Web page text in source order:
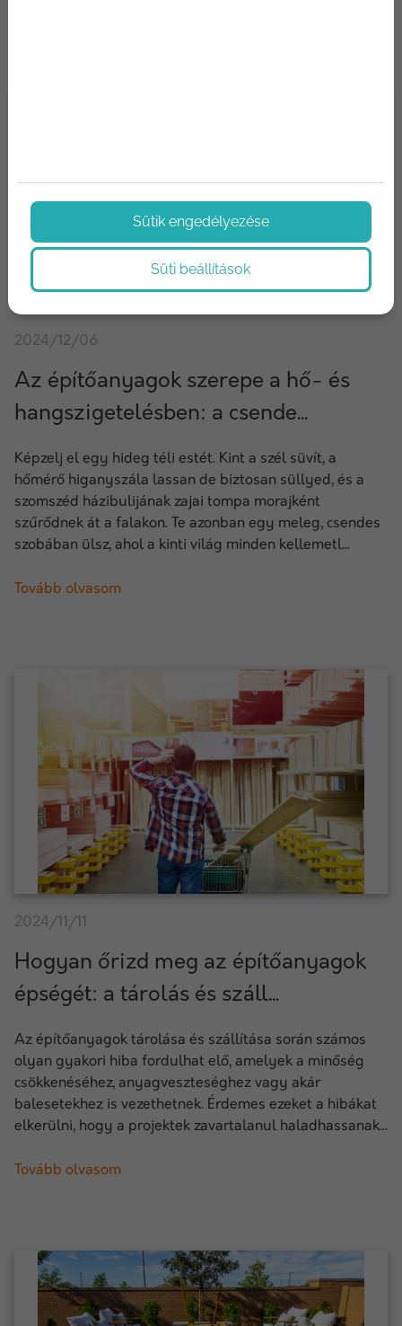
2024/12/06
Az építőanyagok szerepe a hő- és
hangszigetelésben: a csende...
Képzelj el egy hideg téli estét. Kint a szél süvít, a
hőmérő higanyszála lassan de biztosan süllyed, és a
szomszéd házibulijának zajai tompa morajként
szűrődnek át a falakon. Te azonban egy meleg, csendes
szobában ülsz, ahol a kinti világ minden kellemetl...
Tovább olvasom
2024/11/11
Hogyan őrizd meg az építőanyagok
épségét: a tárolás és száll...
Az építőanyagok tárolása és szállítása során számos
olyan gyakori hiba fordulhat elő, amelyek a minőség
csökkenéséhez, anyagveszteséghez vagy akár
balesetekhez is vezethetnek. Érdemes ezeket a hibákat
elkerülni, hogy a projektek zavartalanul haladhassanak...
Tovább olvasom
Sütik engedélyezése
Süti beállítások